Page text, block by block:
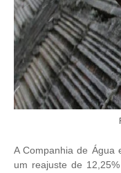
A Companhia de Água
um reajuste de